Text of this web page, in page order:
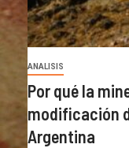
ANALISIS
Por qué la
modificación
Argentina